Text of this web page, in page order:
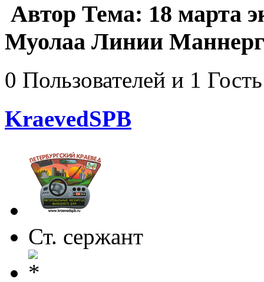
Автор Тема: 18 марта
Муолаа Линии
0 Пользователей и 1
KraevedSPB
Ст. сержант